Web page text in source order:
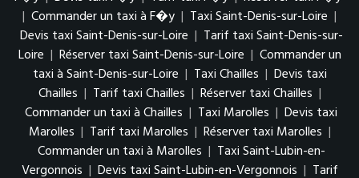
| Commander un taxi à F�y | Taxi Saint-Denis-sur-Loire |
Devis taxi Saint-Denis-sur-Loire | Tarif taxi Saint-Denis-sur-
Loire | Réserver taxi Saint-Denis-sur-Loire | Commander un
taxi à Saint-Denis-sur-Loire | Taxi Chailles | Devis taxi
Chailles | Tarif taxi Chailles | Réserver taxi Chailles |
Commander un taxi à Chailles | Taxi Marolles | Devis taxi
Marolles | Tarif taxi Marolles | Réserver taxi Marolles |
Commander un taxi à Marolles | Taxi Saint-Lubin-en-
Vergonnois | Devis taxi Saint-Lubin-en-Vergonnois | Tarif